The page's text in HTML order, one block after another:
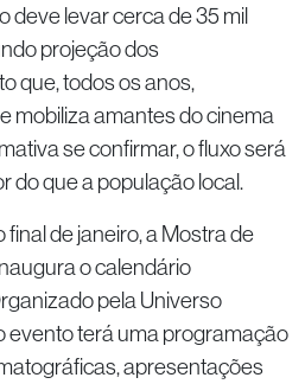
deve levar cerca de 35 mil
projeção dos
que, todos os anos,
mobiliza amantes do cinema
se confirmar, o fluxo será
do que a população local.
de janeiro, a Mostra de
o calendário
pela Universo
evento terá uma programação
apresentações